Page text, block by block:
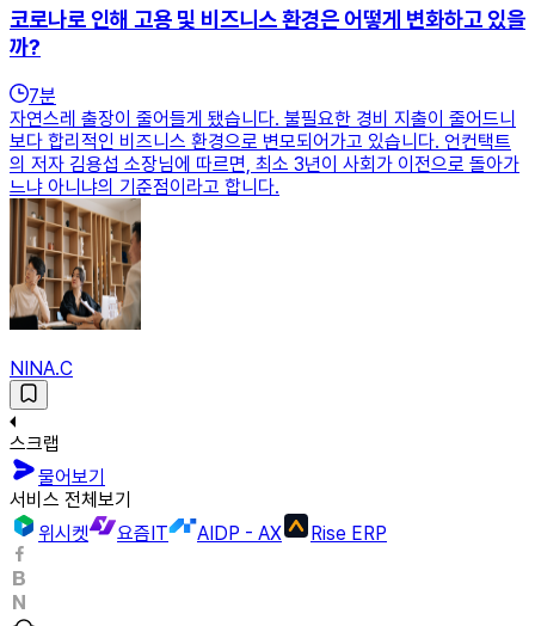
코로나로 인해 고용 및 비즈니스 환경은 어떻게 변화하고 있을
까?
7분
자연스레 출장이 줄어들게 됐습니다. 불필요한 경비 지출이 줄어드니
보다 합리적인 비즈니스 환경으로 변모되어가고 있습니다. 언컨택트
의 저자 김용섭 소장님에 따르면, 최소 3년이 사회가 이전으로 돌아가
느냐 아니냐의 기준점이라고 합니다.
NINA.C
스크랩
물어보기
서비스 전체보기
위시켓
요즘IT AIDP - AX Rise ERP